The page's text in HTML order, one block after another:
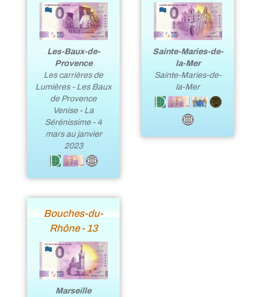
Les-Baux-de-
Provence
Les carrières de
Lumières - Les Baux
de Provence
Venise - La
Sérénissime - 4
mars au janvier
2023
Sainte-Maries-de-
la-Mer
Sainte-Maries-de-
la-Mer
Bouches-du-
Rhône - 13
Marseille